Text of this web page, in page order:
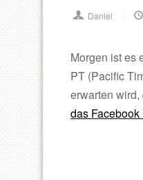
Daniel
Morgen ist es
PT (Pacific
erwarten
das